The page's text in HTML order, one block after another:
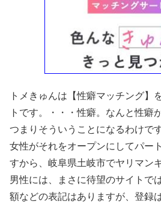
トメきゅんは【性癖マッチング】
トです。・・・性癖。なんと性癖
つまりそういうことになるわけで
女性がそれをオープンにしてパー
すから、岐阜県土岐市でヤリマン
男性には、まさに待望のサイトで
額などの表記はありますが、登録